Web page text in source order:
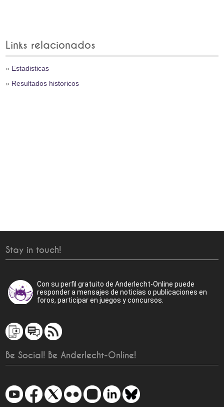
Links relacionados
» Estadisticas
» Resultados historicos
Stay in touch!
Con su perfil gratuito de Anderlecht-Online puede
responder a mensajes de noticias o publicaciones en
foros, participar en juegos y concursos.
Be Social! Be Anderlecht-Online!